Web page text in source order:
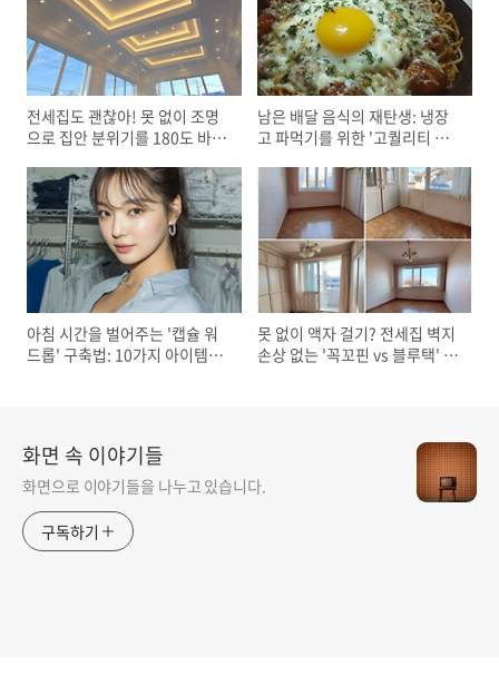
전세집도 괜찮아! 못 없이 조명
으로 집안 분위기를 180도 바꾸
남은 배달 음식의 재탄생: 냉장
고 파먹기를 위한 '고퀄리티 리
아침 시간을 벌어주는 '캡슐 워
드롭' 구축법: 10가지 아이템으
못 없이 액자 걸기? 전세집 벽지
손상 없는 '꼭꼬핀 vs 블루택' 실
화면 속 이야기들
화면으로 이야기들을 나누고 있습니다.
구독하기